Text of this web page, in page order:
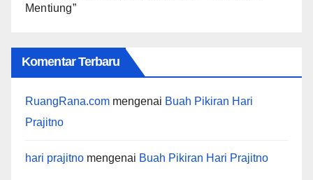
Mentiung”
Komentar Terbaru
RuangRana.com mengenai Buah Pikiran Hari
Prajitno
hari prajitno mengenai Buah Pikiran Hari Prajitno